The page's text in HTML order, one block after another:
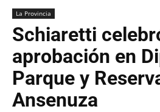
La Provincia
Schiaretti
aprobación en
Parque y
Ansenuza